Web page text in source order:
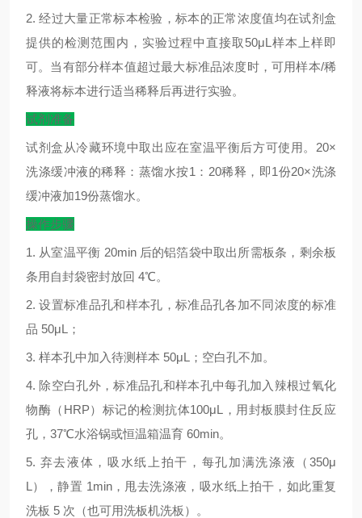
2.经过大量正常标本检验，标本的正常浓度值均在试剂盒
提供的检测范围内，实验过程中直接取 50μL 样本上样即
可。当有部分样本值超过最大标准品浓度时，可用样本/稀
释液将标本进行适当稀释后再进行实验。
试剂准备
试剂盒从冷藏环境中取出应在室温平衡后方可使用。 20×
洗涤缓冲液的稀释：蒸馏水按1 ： 20稀释，即1份20×洗涤
缓冲液加19份蒸馏水。
操作步骤
1. 从室温平衡 20min 后的铝箔袋中取出所需板条，剩余板
条用自封袋密封放回 4℃。
2.设置标准品孔和样本孔，标准品孔各加不同浓度的标准
品 50μL ；
3. 样本孔中加入待测样本 50μL ；空白孔不加。
4. 除空白孔外，标准品孔和样本孔中每孔加入辣根过氧化
物酶（ HRP）标记的检测抗体100μL
，用封板膜封住反应
孔， 37℃水浴锅或恒温箱温育 60min。
5. 弃去液体，吸水纸上拍干，每孔加满洗涤液（350μ
L ），静置 1min，甩去洗涤液，吸水纸上拍干，如此重复
洗板 5 次（也可用洗板机洗板）。